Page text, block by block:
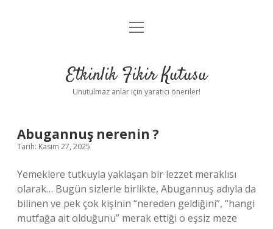
Anasayfa
Yasal Uyarı
menüyü
Etkinlik Fikir Kutusu
Unutulmaz anlar için yaratıcı öneriler!
Abugannuş nerenin ?
Tarih: Kasım 27, 2025
Yemeklere tutkuyla yaklaşan bir lezzet meraklısı
olarak… Bugün sizlerle birlikte, Abugannuş adıyla da
bilinen ve pek çok kişinin “nereden geldiğini”, “hangi
mutfağa ait olduğunu” merak ettiği o eşsiz meze